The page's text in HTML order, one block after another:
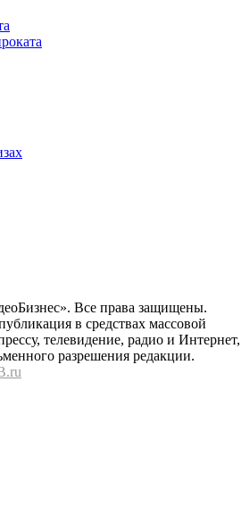
Все права защищены.
в средствах массовой
телевидение, радио и Интернет,
разрешения редакции.